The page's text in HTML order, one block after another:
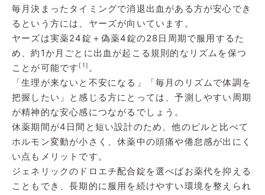
毎月決まったタイミングで消退出血がある方が安心でき
るという方には、ヤーズが向いています。
ヤーズは実薬24錠＋偽薬4錠の28日周期で服用するた
め、約1か月ごとに出血が起こる規則的なリズムを保つ
ことが可能です [1] 。
「生理が来ないと不安になる」「毎月のリズムで体調を
把握したい」と感じる方にとっては、予測しやすい周期
が精神的な安心感につながるでしょう。
休薬期間が4日間と短い設計のため、他のピルと比べて
ホルモン変動が小さく、休薬中の頭痛や倦怠感が出にく
い点もメリットです。
ジェネリックのドロエチ配合錠を選べばお薬代を抑える
こともでき、長期的に服用を続けやすい環境を整えられ